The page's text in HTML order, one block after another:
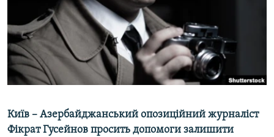
ВІДЕОУРОКИ «ELIFBE»
СВІДЧЕННЯ ОКУПАЦІЇ
УКРАЇНСЬКА ПРОБЛЕМА КРИМУ
ІНФОГРАФІКА
Русский
Qırımtatar
ДОЛУЧАЙСЯ!
Усі сайти RFE/RL
Київ – Азербайджанський опозиційний журналіст
Фікрат Гусейнов просить допомоги залишити